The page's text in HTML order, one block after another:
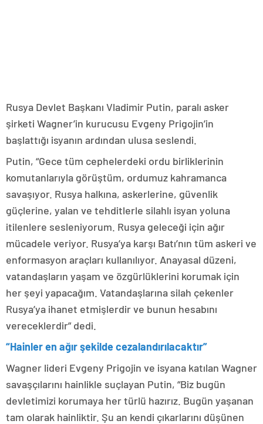
Rusya Devlet Başkanı Vladimir Putin, paralı asker
şirketi Wagner’in kurucusu Evgeny Prigojin’in
başlattığı isyanın ardından ulusa seslendi.
Putin, “Gece tüm cephelerdeki ordu birliklerinin
komutanlarıyla görüştüm, ordumuz kahramanca
savaşıyor. Rusya halkına, askerlerine, güvenlik
güçlerine, yalan ve tehditlerle silahlı isyan yoluna
itilenlere sesleniyorum. Rusya geleceği için ağır
mücadele veriyor. Rusya’ya karşı Batı’nın tüm askeri ve
enformasyon araçları kullanılıyor. Anayasal düzeni,
vatandaşların yaşam ve özgürlüklerini korumak için
her şeyi yapacağım. Vatandaşlarına silah çekenler
Rusya’ya ihanet etmişlerdir ve bunun hesabını
vereceklerdir” dedi.
“Hainler en ağır şekilde cezalandırılacaktır”
Wagner lideri Evgeny Prigojin ve isyana katılan Wagner
savaşçılarını hainlikle suçlayan Putin, “Biz bugün
devletimizi korumaya her türlü hazırız. Bugün yaşanan
tam olarak hainliktir. Şu an kendi çıkarlarını düşünen